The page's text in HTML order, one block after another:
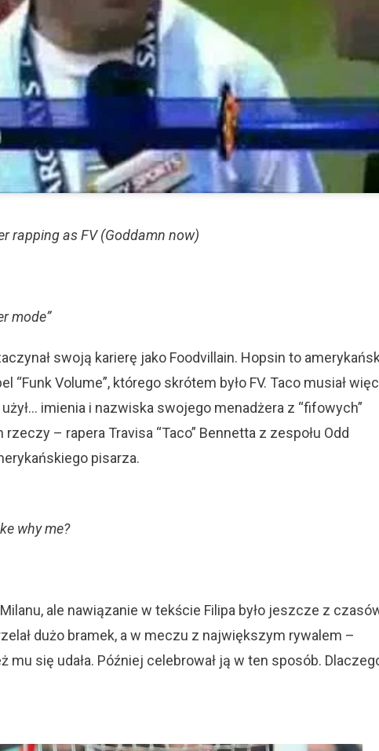
rapping as FV (Goddamn now)
mode”
swoją karierę jako Foodvillain. Hopsin to
“Funk Volume”, którego skrótem było FV. Taco musiał więc
imienia i nazwiska swojego menadżera z “fifowych”
– rapera Travisa “Taco” Bennetta z zespołu Odd
pisarza.
why me?
ale nawiązanie w tekście Filipa było jeszcze z
dużo bramek, a w meczu z największym rywalem –
mu się udała. Później celebrował ją w ten sposób.